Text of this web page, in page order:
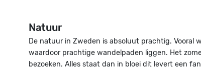
Natuur
De natuur in Zweden is absoluut prachtig. Vooral
waardoor prachtige wandelpaden liggen. Het
bezoeken. Alles staat dan in bloei dit levert een